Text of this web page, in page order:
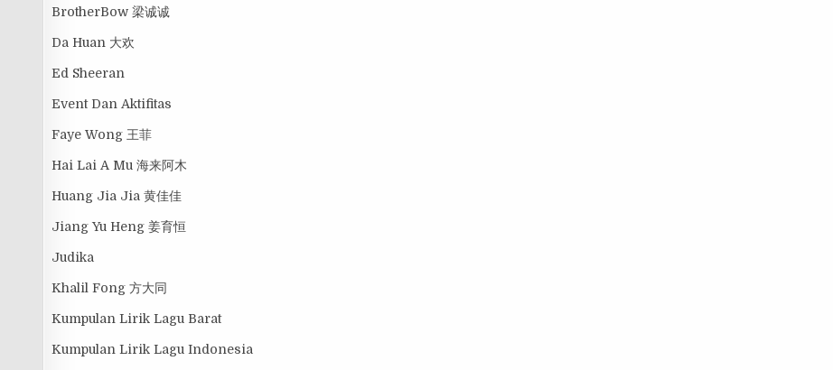
BrotherBow 梁诚诚
Da Huan 大欢
Ed Sheeran
Event Dan Aktifitas
Faye Wong 王菲
Hai Lai A Mu 海来阿木
Huang Jia Jia 黄佳佳
Jiang Yu Heng 姜育恒
Judika
Khalil Fong 方大同
Kumpulan Lirik Lagu Barat
Kumpulan Lirik Lagu Indonesia